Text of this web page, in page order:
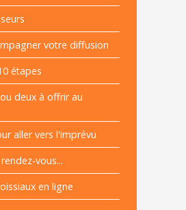
votre diffusion
étapes
deux à offrir au
aller vers l'imprévu
vous...
en ligne